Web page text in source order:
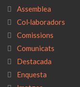
Assemblea
Col·laboradors
Comissions
Comunicats
Destacada
Enquesta